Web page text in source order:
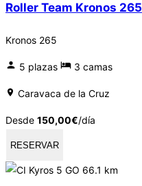
Roller Team Kronos 265
Kronos 265
5 plazas 3 camas
Caravaca de la Cruz
Desde 150,00€/día
RESERVAR
66.1 km